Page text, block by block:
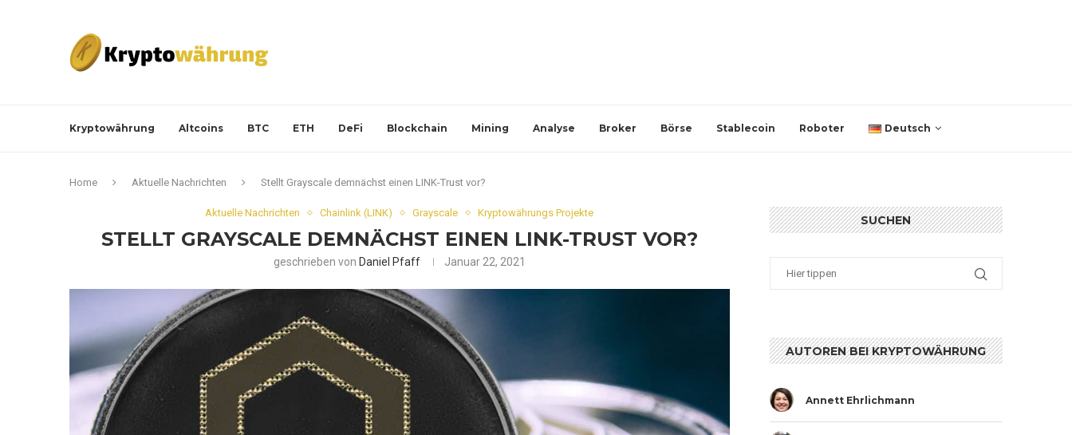
Kryptowährung Altcoins BTC ETH DeFi Blockchain Mining Analyse Broker Börse Stablecoin Roboter Deutsch
Home Aktuelle Nachrichten Stellt Grayscale demnächst einen LINK-Trust vor?
Aktuelle Nachrichten Chainlink (LINK) Grayscale Kryptowährungs Projekte
STELLT GRAYSCALE DEMNÄCHST EINEN LINK-TRUST VOR?
geschrieben von Daniel Pfaff Januar 22, 2021
SUCHEN
AUTOREN BEI KRYPTOWÄHRUNG
Annett Ehrlichmann